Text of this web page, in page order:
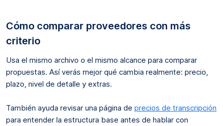
Cómo comparar proveedores con más
criterio
Usa el mismo archivo o el mismo alcance para comparar
propuestas. Así verás mejor qué cambia realmente: precio,
plazo, nivel de detalle y extras.
También ayuda revisar una página de precios de transcripción
para entender la estructura base antes de hablar con